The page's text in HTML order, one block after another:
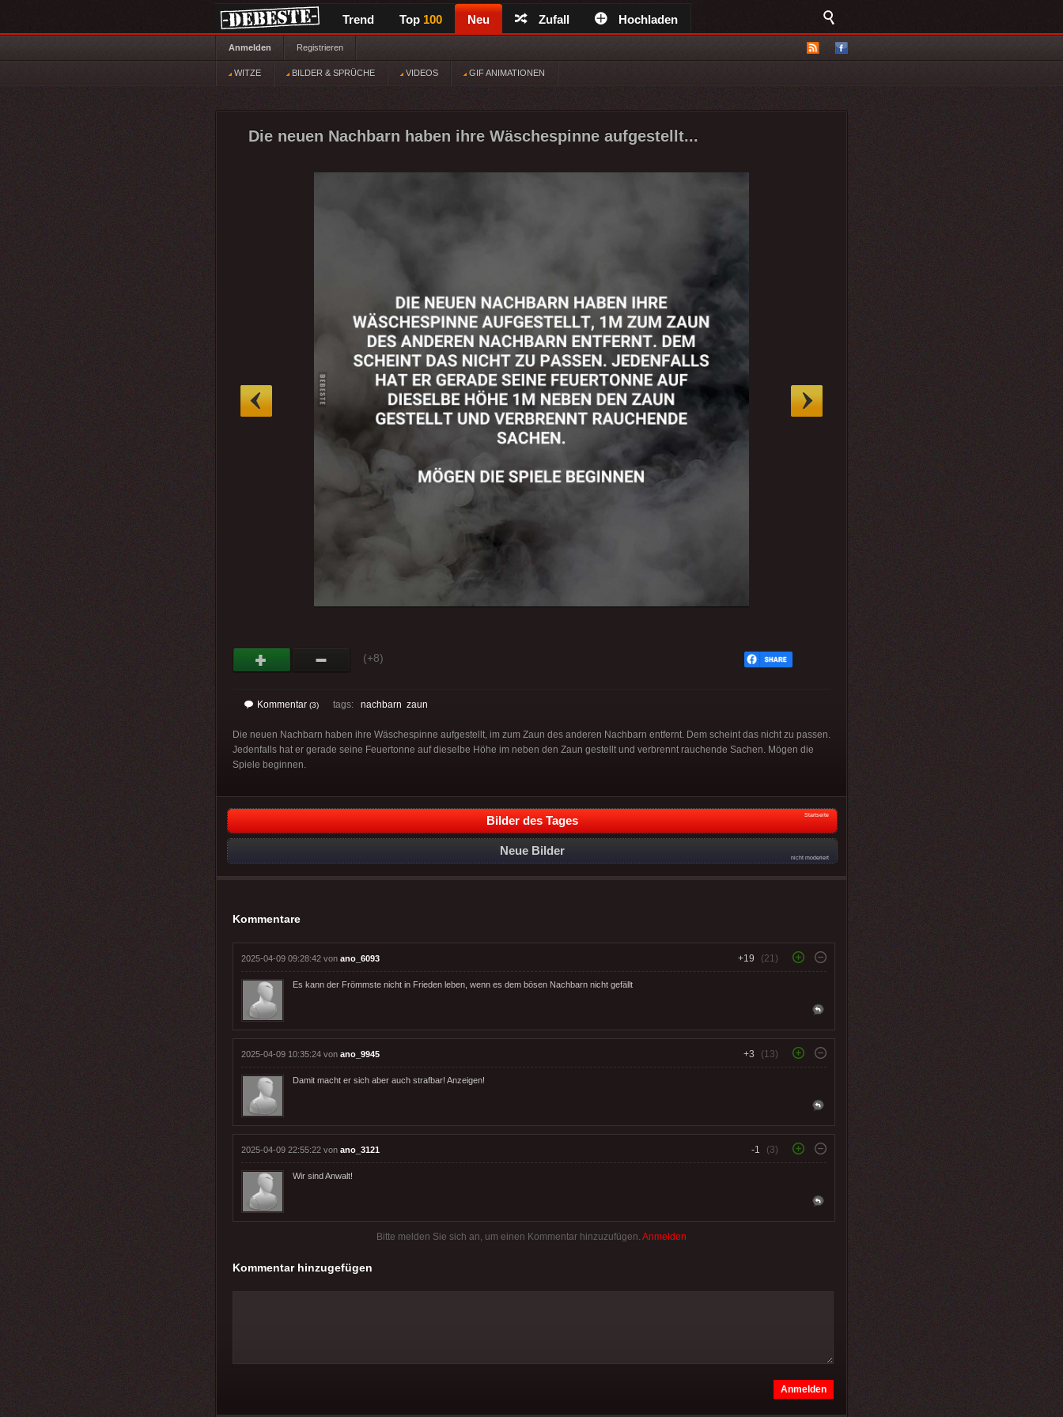
Trend Top 100 Neu Zufall Hochladen
Anmelden Registrieren
WITZE BILDER & SPRÜCHE VIDEOS GIF ANIMATIONEN
Die neuen Nachbarn haben ihre Wäschespinne aufgestellt...
(+8)
Kommentar (3) tags: nachbarn zaun
Die neuen Nachbarn haben ihre Wäschespinne aufgestellt, im zum Zaun des anderen Nachbarn entfernt. Dem scheint das nicht zu passen.
Jedenfalls hat er gerade seine Feuertonne auf dieselbe Höhe im neben den Zaun gestellt und verbrennt rauchende Sachen. Mögen die
Spiele beginnen.
Bilder des Tages Startseite
Neue Bilder
nicht moderiert
Kommentare
2025-04-09 09:28:42 von ano_6093 +19 (21)
Es kann der Frömmste nicht in Frieden leben, wenn es dem bösen Nachbarn nicht gefällt
2025-04-09 10:35:24 von ano_9945 +3 (13)
Damit macht er sich aber auch strafbar! Anzeigen!
2025-04-09 22:55:22 von ano_3121 -1 (3)
Wir sind Anwalt!
Bitte melden Sie sich an, um einen Kommentar hinzuzufügen. Anmelden
Kommentar hinzugefügen